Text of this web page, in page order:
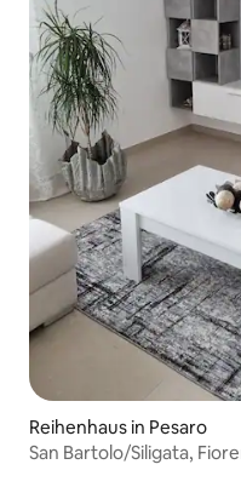
Reihenhaus in Pesaro
San Bartolo/Siligata,